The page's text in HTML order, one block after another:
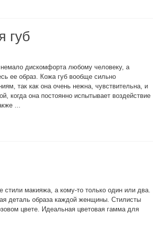
губ
дискомфорта любому человеку, а
ее образ. Кожа губ вообще сильно
так как она очень нежна, чувствительна, и
когда она постоянно испытывает воздействие
...
стили макияжа, а кому-то только один или два.
деталь образа каждой женщины. Стилисты
цвете. Идеальная цветовая гамма для